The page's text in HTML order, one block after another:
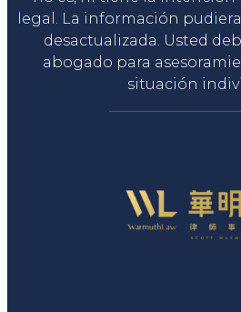
legal. La información
desactualizada. Usted
abogado para
situación